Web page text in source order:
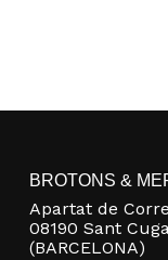
BROTONS &
Apartat de
08190 Sant
(BARCELONA)